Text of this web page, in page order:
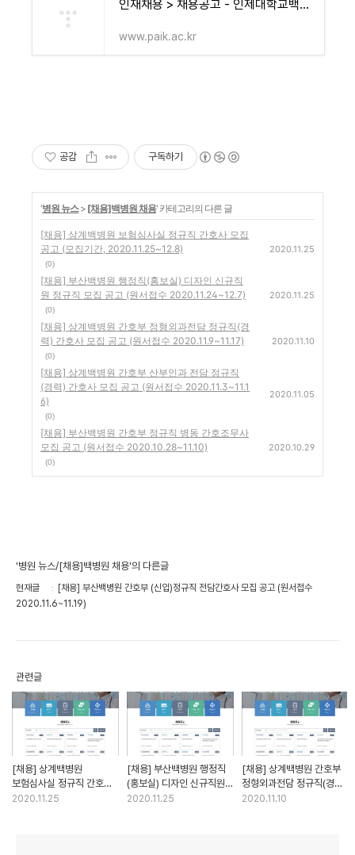
인재채용 > 채용공고 - 인제대학교백병원
www.paik.ac.kr
공감 구독하기
'병원 뉴스> [채용]백병원 채용' 카테고리의 다른 글
[채용] 상계백병원 보험심사실 정규직 간호사 모집
공고 (모집기간, 2020.11.25~12.8)
(0)
2020.11.25
[채용] 부산백병원 행정직(홍보실) 디자인 신규직
원 정규직 모집 공고 (원서접수 2020.11.24~12.7)
(0)
2020.11.25
[채용] 상계백병원 간호부 정형외과전담 정규직(경
력) 간호사 모집 공고 (원서접수 2020.11.9~11.17)
(0)
2020.11.10
[채용] 상계백병원 간호부 산부인과 전담 정규직
(경력) 간호사 모집 공고 (원서접수 2020.11.3~11.1
6)
(0)
2020.11.05
[채용] 부산백병원 간호부 정규직 병동 간호조무사
모집 공고 (원서접수 2020.10.28~11.10)
(0)
2020.10.29
'병원 뉴스/[채용]백병원 채용'의 다른글
현재글
[채용] 부산백병원 간호부 (신입)정규직 전담간호사 모집 공고 (원서접수
2020.11.6~11.19)
관련글
[채용] 상계백병원
보험심사실 정규직 간호사
모집 공고 (모집기간,
2020.11.25
[채용] 부산백병원 행정직
(홍보실) 디자인 신규직원
정규직 모집 공고 (원서접수
2020.11.25
[채용] 상계백병원 간호부
정형외과전담 정규직(경력)
간호사 모집 공고 (원서접수
2020.11.10